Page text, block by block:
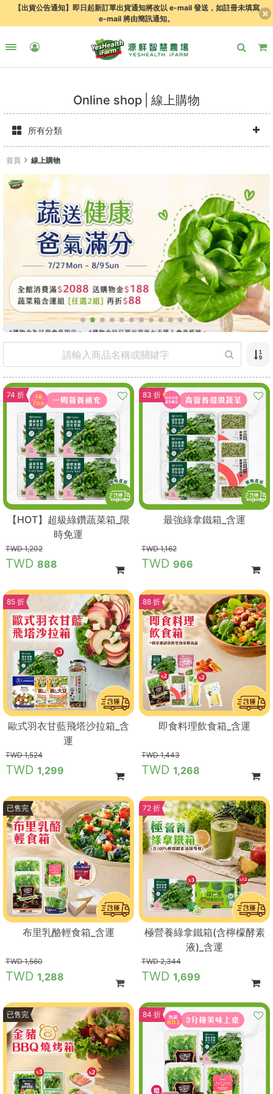
【出貨公告通知】即日起新訂單出貨通知將改以 e-mail 發送，如註冊未填寫
e-mail 將由簡訊通知。
Online shop 線上購物
所有分類
首頁 線上購物
74 折
【HOT】超級綠鑽蔬菜箱_限
時免運
1,202
888
83 折
最強綠拿鐵箱_含運
1,162
966
85 折
歐式羽衣甘藍飛塔沙拉箱_含
運
1,524
1,299
88 折
即食料理飲食箱_含運
1,443
1,268
83 折
已售完
布里乳酪輕食箱_含運
1,560
1,288
72 折
極營養綠拿鐵箱(含檸檬酵素
液)_含運
2,344
1,699
9 折
已售完 84 折